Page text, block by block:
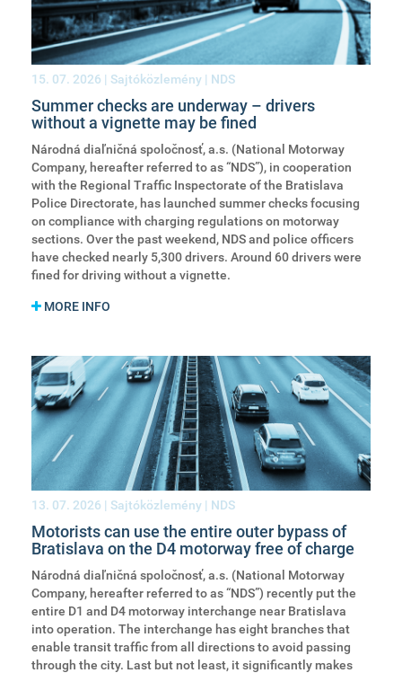
15. 07. 2026 | Sajtóközlemény | NDS
Summer checks are underway – drivers
without a vignette may be fined
Národná diaľničná spoločnosť, a.s. (National Motorway
Company, hereafter referred to as “NDS”), in cooperation
with the Regional Traffic Inspectorate of the Bratislava
Police Directorate, has launched summer checks focusing
on compliance with charging regulations on motorway
sections. Over the past weekend, NDS and police officers
have checked nearly 5,300 drivers. Around 60 drivers were
fined for driving without a vignette.
MORE INFO
13. 07. 2026 | Sajtóközlemény | NDS
Motorists can use the entire outer bypass of
Bratislava on the D4 motorway free of charge
Národná diaľničná spoločnosť, a.s. (National Motorway
Company, hereafter referred to as “NDS”) recently put the
entire D1 and D4 motorway interchange near Bratislava
into operation. The interchange has eight branches that
enable transit traffic from all directions to avoid passing
through the city. Last but not least, it significantly makes